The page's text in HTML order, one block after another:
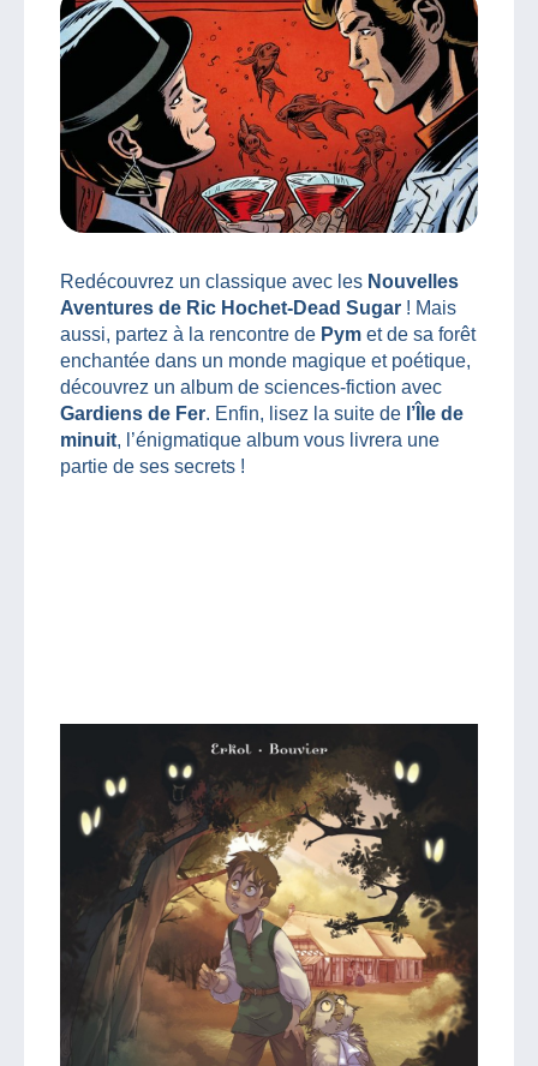
Redécouvrez un classique avec les Nouvelles
Aventures de Ric Hochet-Dead Sugar ! Mais
aussi, partez à la rencontre de Pym et de sa forêt
enchantée dans un monde magique et poétique,
découvrez un album de sciences-fiction avec
Gardiens de Fer. Enfin, lisez la suite de l’Île de
minuit, l’énigmatique album vous livrera une
partie de ses secrets !